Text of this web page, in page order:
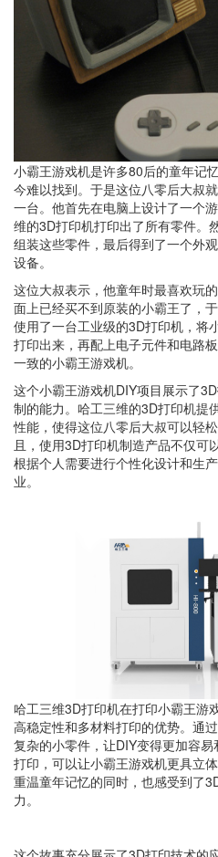
小霸王游戏机是许多80后的童年记
今难以找到。于是这位八零后大叔
一台。他首先在电脑上设计了一个
维的3D打印机打印出了所有零件。
组装这些零件，最后得到了一个外
设备。
这位大叔表示，他童年时最喜欢玩
面上已经买不到原装的小霸王了，
使用了一台工业级的3D打印机，将
打印出来，再配上电子元件和电路
一致的小霸王游戏机。
这个小霸王游戏机DIY项目展示了
制的能力。哈工三维的3D打印机提
性能，使得这位八零后大叔可以轻
且，使用3D打印机制造产品不仅可
根据个人需要进行个性化设计和生
业。
哈工三维3D打印机在打印小霸王游
高稳定性和多材料打印的优势。通
复杂的小零件，让DIY变得更加容
打印，可以让小霸王游戏机更具立
重温童年记忆的同时，也感受到了
力。